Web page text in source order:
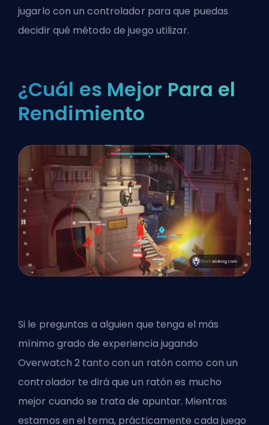
jugarlo con un controlador para que puedas
decidir qué método de juego utilizar.
¿Cuál es Mejor Para el
Rendimiento
Si le preguntas a alguien que tenga el más
mínimo grado de experiencia jugando
Overwatch 2 tanto con un ratón como con un
controlador te dirá que un ratón es mucho
mejor cuando se trata de apuntar. Mientras
estamos en el tema, prácticamente cada juego